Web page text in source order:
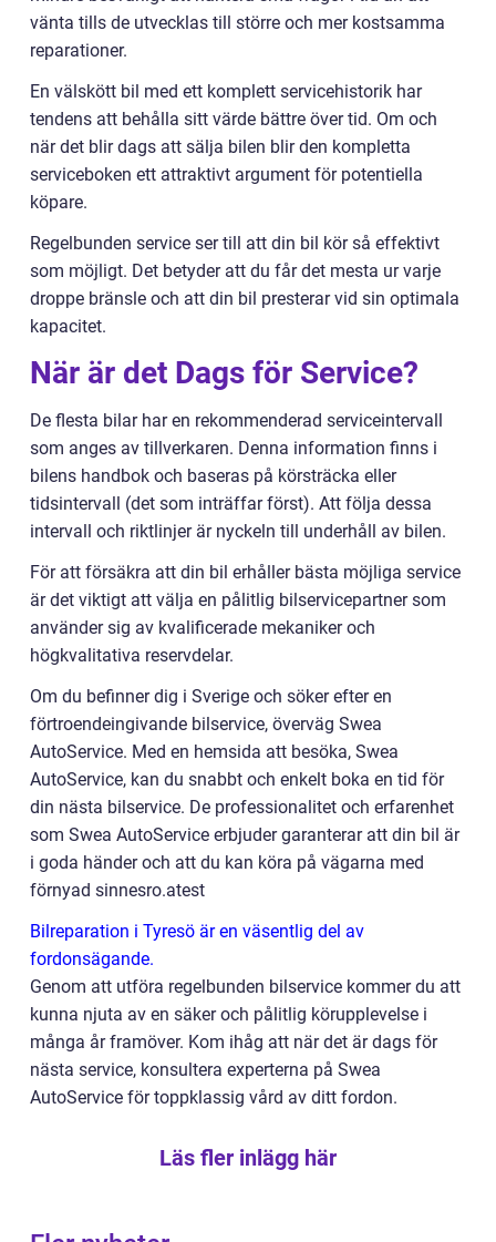
vänta tills de utvecklas till större och mer kostsamma
reparationer.
En välskött bil med ett komplett servicehistorik har
tendens att behålla sitt värde bättre över tid. Om och
när det blir dags att sälja bilen blir den kompletta
serviceboken ett attraktivt argument för potentiella
köpare.
Regelbunden service ser till att din bil kör så effektivt
som möjligt. Det betyder att du får det mesta ur varje
droppe bränsle och att din bil presterar vid sin optimala
kapacitet.
När är det Dags för Service?
De flesta bilar har en rekommenderad serviceintervall
som anges av tillverkaren. Denna information finns i
bilens handbok och baseras på körsträcka eller
tidsintervall (det som inträffar först). Att följa dessa
intervall och riktlinjer är nyckeln till underhåll av bilen.
För att försäkra att din bil erhåller bästa möjliga service
är det viktigt att välja en pålitlig bilservicepartner som
använder sig av kvalificerade mekaniker och
högkvalitativa reservdelar.
Om du befinner dig i Sverige och söker efter en
förtroendeingivande bilservice, överväg Swea
AutoService. Med en hemsida att besöka, Swea
AutoService, kan du snabbt och enkelt boka en tid för
din nästa bilservice. De professionalitet och erfarenhet
som Swea AutoService erbjuder garanterar att din bil är
i goda händer och att du kan köra på vägarna med
förnyad sinnesro.atest
Bilreparation i Tyresö är en väsentlig del av
fordonsägande.
Genom att utföra regelbunden bilservice kommer du att
kunna njuta av en säker och pålitlig körupplevelse i
många år framöver. Kom ihåg att när det är dags för
nästa service, konsultera experterna på Swea
AutoService för toppklassig vård av ditt fordon.
Läs fler inlägg här